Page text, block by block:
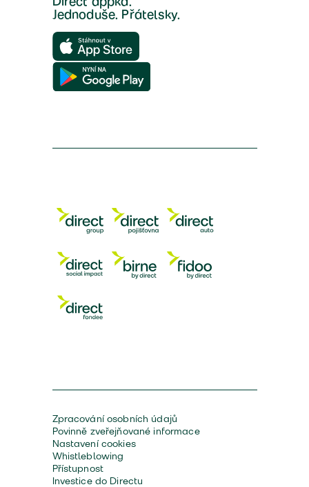
Jednoduše. Přátelsky.
Zpracování osobních údajů
Povinně zveřejňované informace
Nastavení cookies
Whistleblowing
Přístupnost
Investice do Directu